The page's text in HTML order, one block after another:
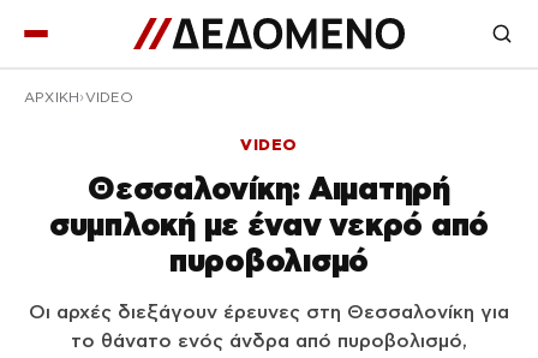
ΑΡΧΙΚΉ VIDEO
VIDEO
Θεσσαλονίκη: Αιματηρή
συμπλοκή με έναν νεκρό από
πυροβολισμό
Οι αρχές διεξάγουν έρευνες στη Θεσσαλονίκη για
το θάνατο ενός άνδρα από πυροβολισμό,